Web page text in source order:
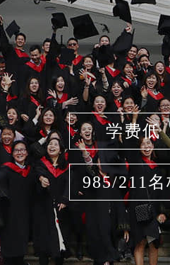
学费低
985/211名